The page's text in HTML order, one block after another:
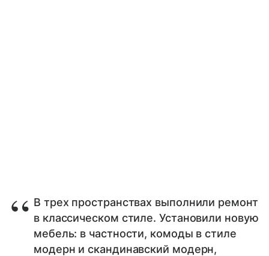
В трех пространствах выполнили ремонт
в классическом стиле. Установили новую
мебель: в частности, комоды в стиле
модерн и скандинавский модерн,